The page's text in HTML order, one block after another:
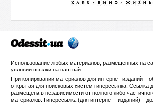
Использование любых материалов, размещённых на
условии ссылки нанаш сайт.
При копировании материалов для интернет-изданий –
открытая для поисковых систем гиперссылка. Ссылка
размещена в независимости от полного либо
материалов. Гиперссылка (для интернет - изданий) –